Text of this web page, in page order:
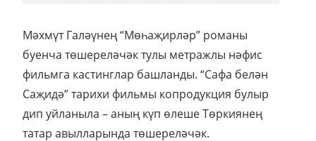
Мәхмүт Галәүнең “Мөһаҗирләр” романы
буенча төшереләчәк тулы метражлы нәфис
фильмга кастинглар башланды. “Сафа белән
Саҗидә” тарихи фильмы копродукция булыр
дип уйланыла – аның күп өлеше Төркиянең
татар авылларында төшереләчәк.